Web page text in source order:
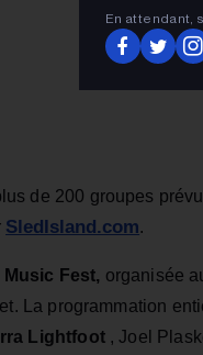
de 200 groupes
SledIsland.com.
Fest, organisée
La programmation
Lightfoot, Joel
En attendant,